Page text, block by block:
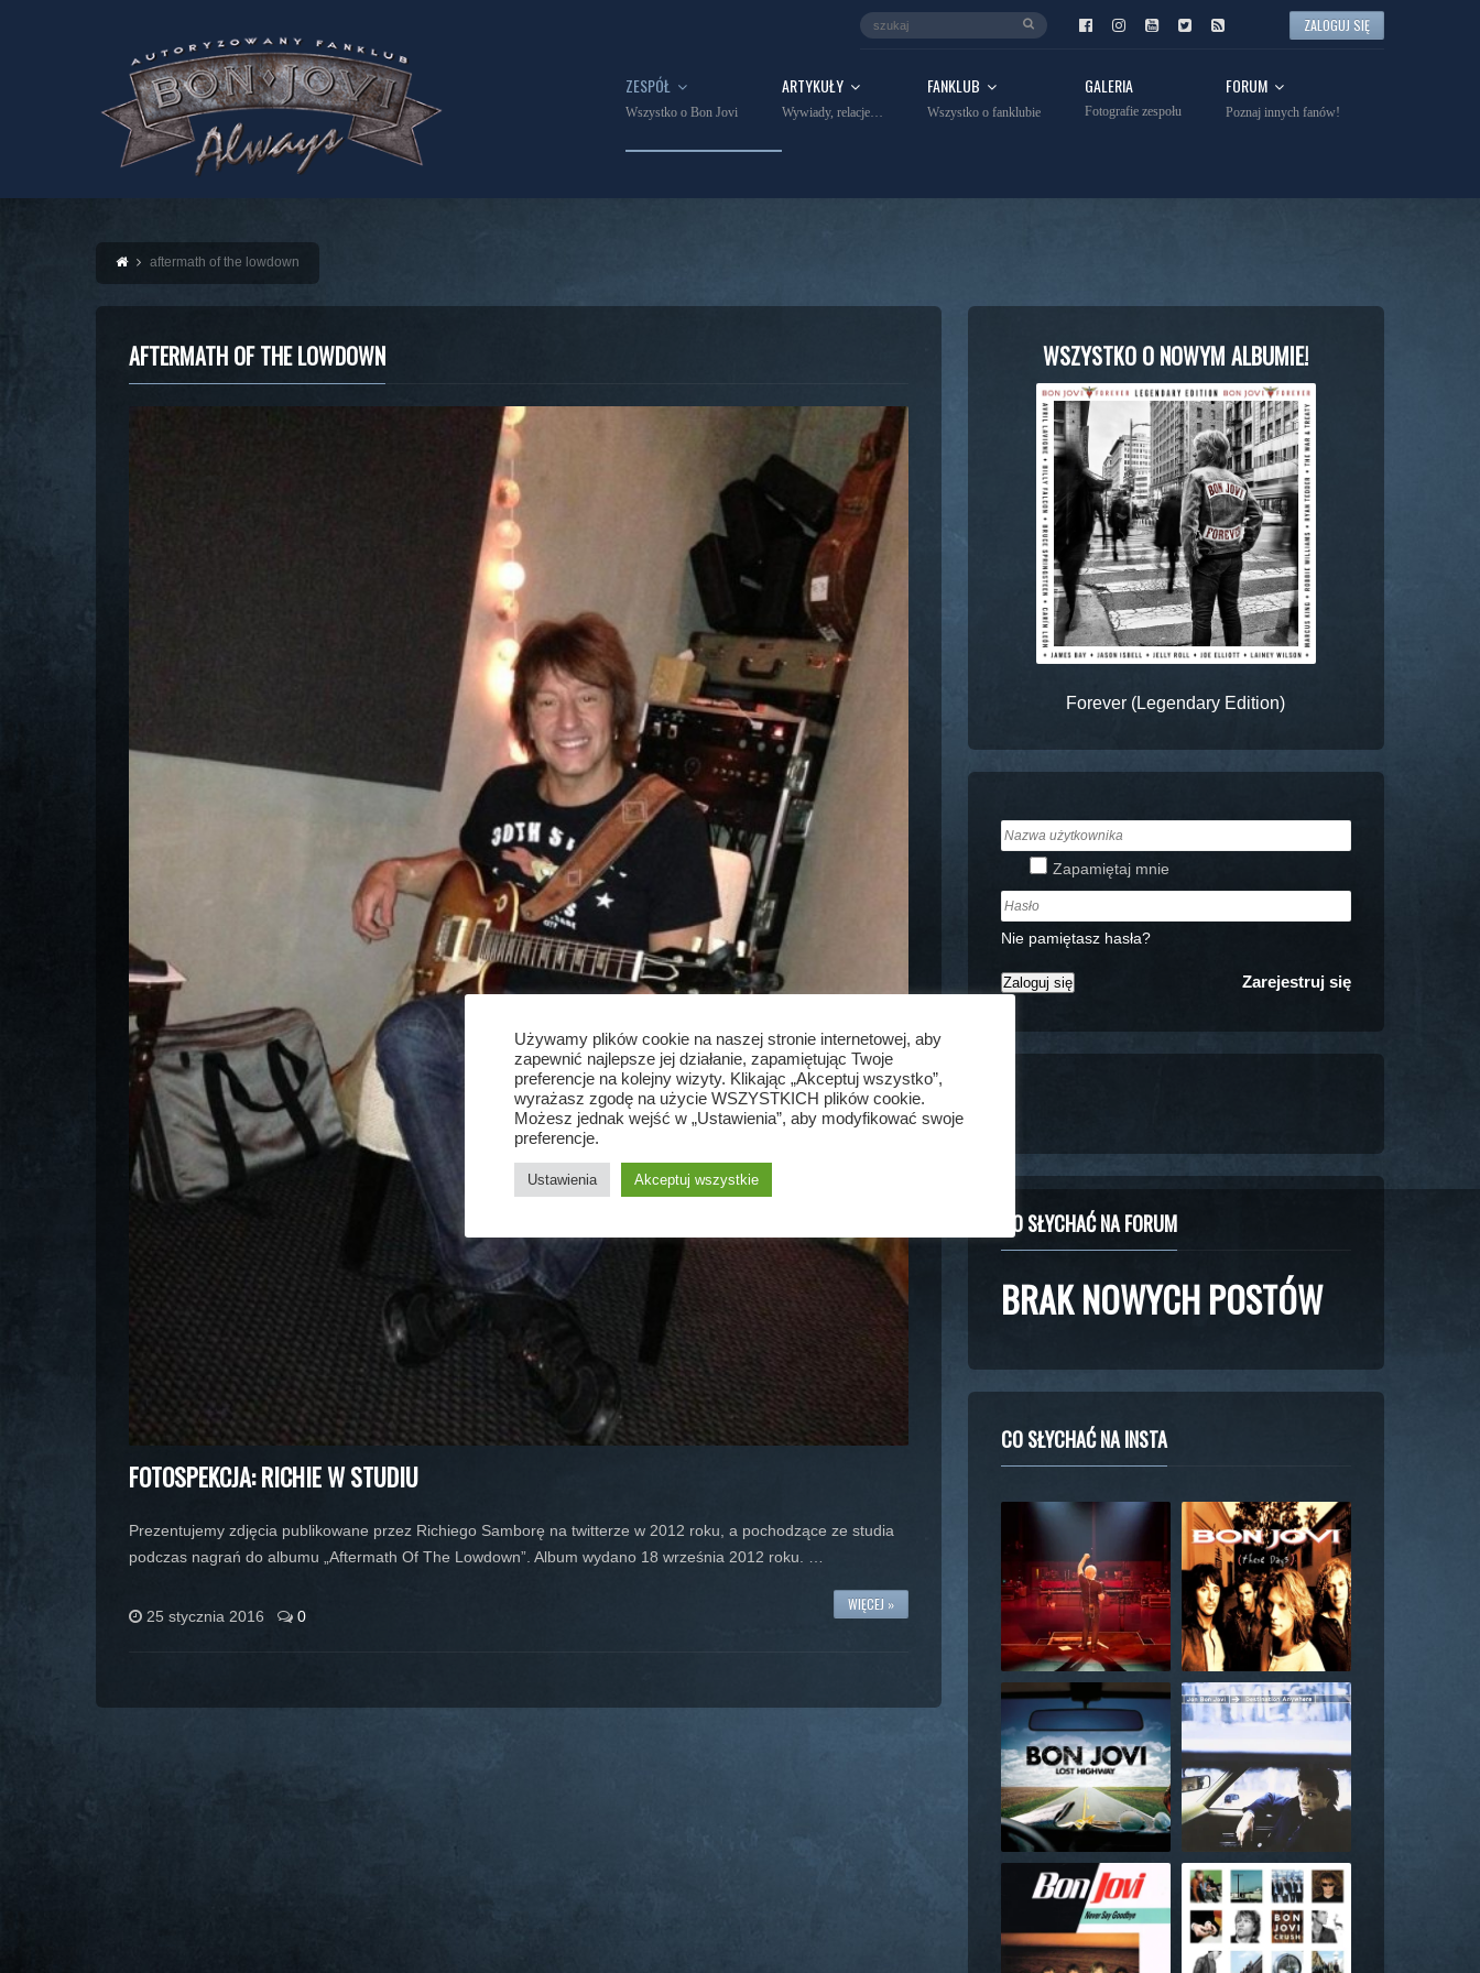
ZALOGUJ SIĘ
ZESPÓŁ
Wszystko o Bon Jovi
ARTYKUŁY
Wywiady, relacje…
FANKLUB
Wszystko o fanklubie
GALERIA
Fotografie zespołu
FORUM
Poznaj innych fanów!
aftermath of the lowdown
AFTERMATH OF THE LOWDOWN
FOTOSPEKCJA: RICHIE W STUDIU
Prezentujemy zdjęcia publikowane przez Richiego Samborę na twitterze w 2012 roku, a pochodzące ze studia
podczas nagrań do albumu „Aftermath Of The Lowdown”. Album wydano 18 września 2012 roku. …
WIĘCEJ »
25 stycznia 2016 0
WSZYSTKO O NOWYM ALBUMIE!
Forever (Legendary Edition)
Zapamiętaj mnie
Nie pamiętasz hasła?
Zarejestruj się
CO SŁYCHAĆ NA FORUM
BRAK NOWYCH POSTÓW
CO SŁYCHAĆ NA INSTA
Używamy plików cookie na naszej stronie internetowej, aby
zapewnić najlepsze jej działanie, zapamiętując Twoje
preferencje na kolejny wizyty. Klikając „Akceptuj wszystko”,
wyrażasz zgodę na użycie WSZYSTKICH plików cookie.
Możesz jednak wejść w „Ustawienia”, aby modyfikować swoje
preferencje.
Ustawienia Akceptuj wszystkie